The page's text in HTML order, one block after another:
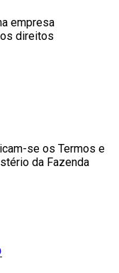
empresa
direitos
se os Termos e
da Fazenda